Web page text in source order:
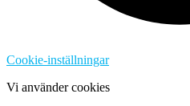
Cookie-inställningar
Vi använder cookies